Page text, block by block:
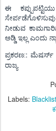
ಈ
ನೀಡುವ
ಅಡ್ಡಿ ಇಲ್ಲ ಎಂದು
ಪ್ರಕರಣ::ಮೆಷರ್ಸ್‌
ರಾಜ್ಯ
Labels: Blacklist